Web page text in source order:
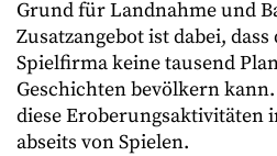
Grund für Landnahme und
Zusatzangebot ist dabei, dass
Spielfirma keine tausend
Geschichten bevölkern
diese Eroberungsaktivitäten
abseits von Spielen.